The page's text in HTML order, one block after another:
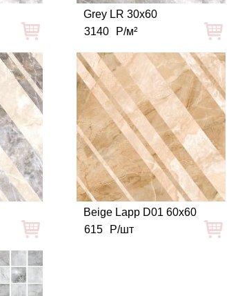
Grey LR 30x60
3140
Р/м²
Beige Lapp D01 60x60
615
Р/шт